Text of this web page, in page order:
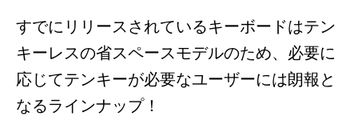
すでにリリースされているキーボードはテン
キーレスの省スペースモデルのため、必要に
応じてテンキーが必要なユーザーには朗報と
なるラインナップ！